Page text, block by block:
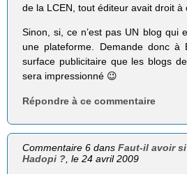
de la LCEN, tout éditeur avait droit à
Sinon, si, ce n’est pas UN blog qui
une plateforme. Demande donc à
surface publicitaire que les blogs
sera impressionné 😉
Répondre à ce commentaire
Commentaire 6 dansFaut-il avoir
Hadopi ? , le 24 avril 2009